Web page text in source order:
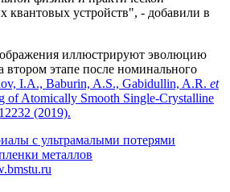
квантовых устройств", - добавили в
иллюстрируют эволюцию
этапе после номинального
I.A., Baburin, A.S., Gabidullin, A.R. et
of Atomically Smooth Single-Crystalline
(2019).
с ультрамалыми потерями
металлов